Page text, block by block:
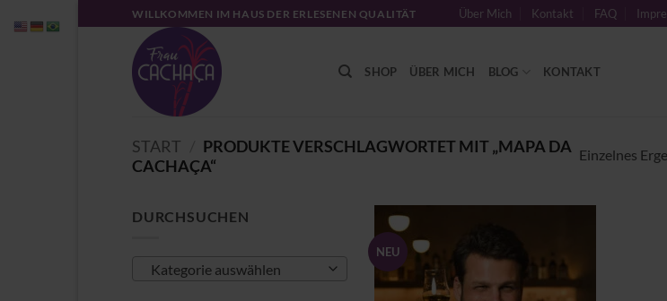
Inhalt
WILLKOMMEN IM HAUS DER ERLESENEN QUALITÄT Über Mich Kontakt FAQ
SHOP ÜBER MICH BLOG KONTAKT
START
PRODUKTE VERSCHLAGWORTET MIT „MAPA DA
CACHAÇA“
Einzelnes
DURCHSUCHEN
Kategorie auswählen
NEU
Wunschliste
hinzufügen